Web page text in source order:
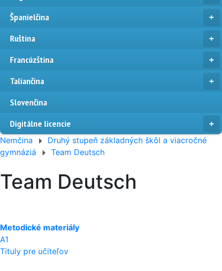
Španielčina
Ruština
Francúzština
Taliančina
Slovenčina
Digitálne licencie
Nemčina
Druhý stupeň základných škôl a viacročné
gymnáziá
Team Deutsch
Team Deutsch
Metodické materiály
A1
Tituly pre učiteľov